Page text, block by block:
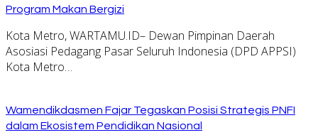
Program Makan Bergizi
Kota Metro, WARTAMU.ID– Dewan Pimpinan Daerah
Asosiasi Pedagang Pasar Seluruh Indonesia (DPD APPSI)
Kota Metro…
Wamendikdasmen Fajar Tegaskan Posisi Strategis PNFI
dalam Ekosistem Pendidikan Nasional